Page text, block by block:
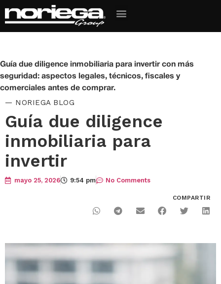
Guía due diligence inmobiliaria para invertir con más
seguridad: aspectos legales, técnicos, fiscales y
comerciales antes de comprar.
— NORIEGA BLOG
Guía due diligence
inmobiliaria para
invertir
mayo 25, 2026 9:54 pm No Comments
COMPARTIR